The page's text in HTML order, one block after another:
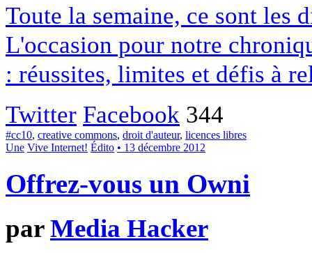
Toute la semaine, ce sont les
L'occasion pour notre
: réussites, limites et défis à
Twitter Facebook 344
#cc10, creative commons, droit d'auteur, licences libres
Une Vive Internet! Édito • 13 décembre 2012
Offrez-vous un Owni
parMedia Hacker